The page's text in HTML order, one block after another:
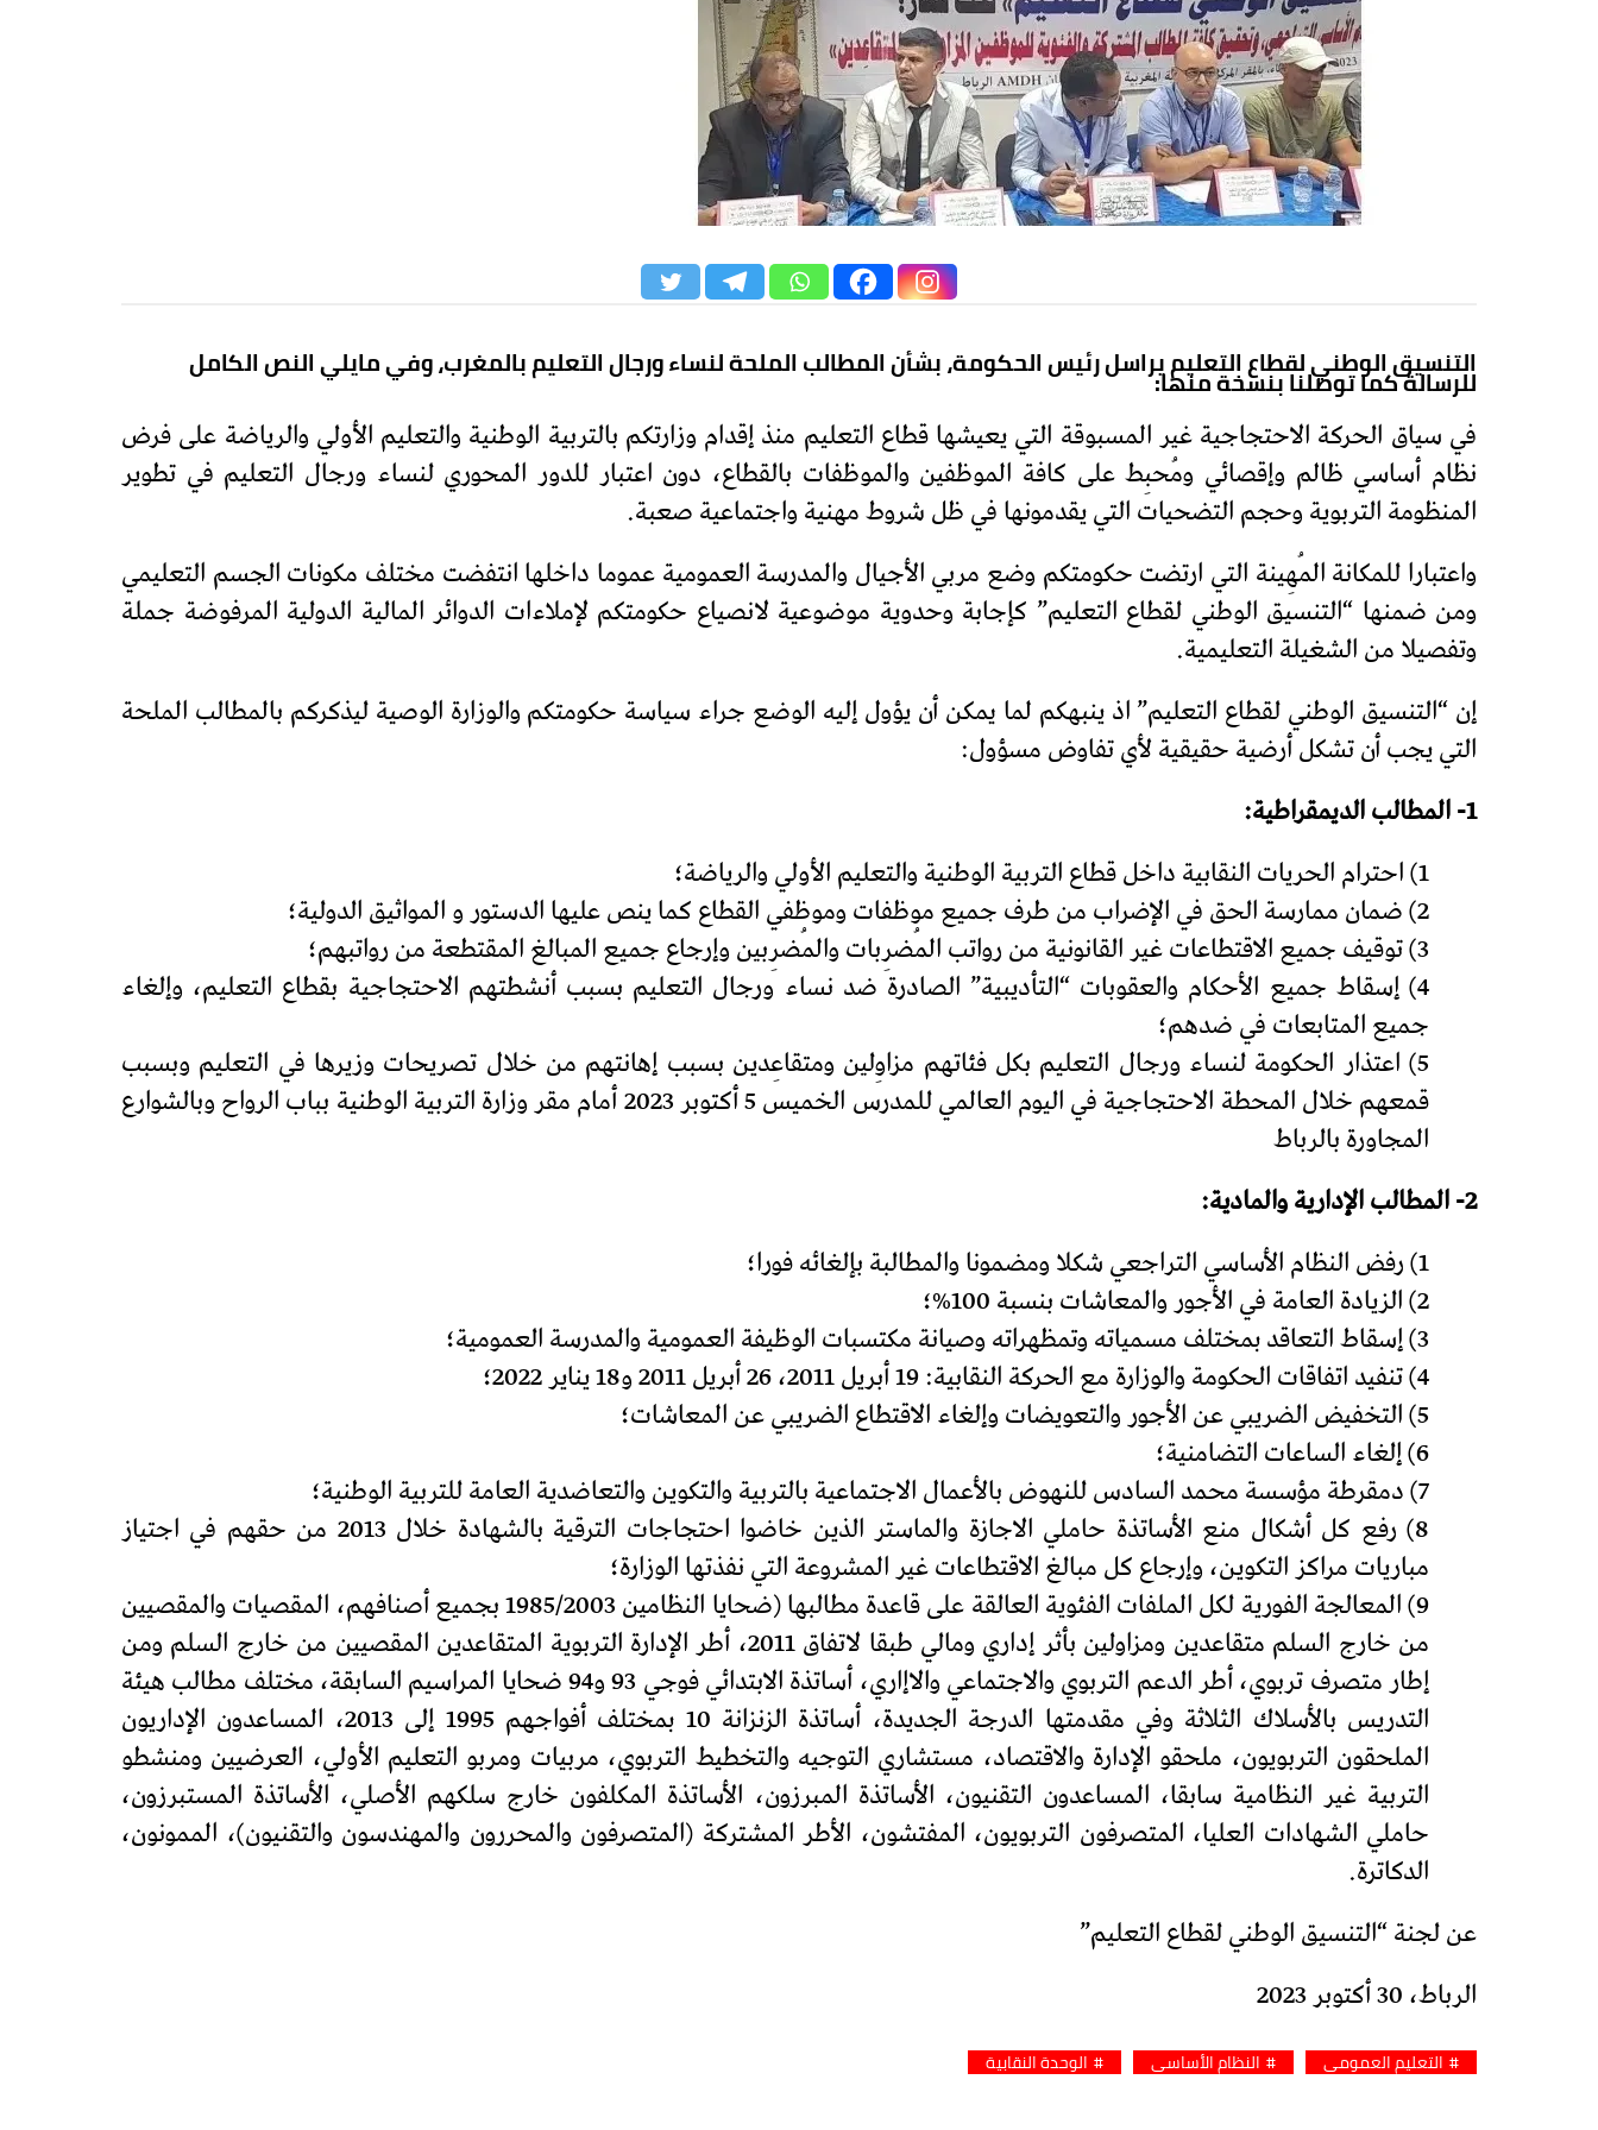
التنسيق الوطني لقطاع التعليم يراسل رئيس الحكومة، بشأن المطالب الملحة لنساء ورجال التعليم بالمغرب، وفي مايلي النص الكامل
للرسالة كما توصلنا بنسخة منها:
في سياق الحركة الاحتجاجية غير المسبوقة التي يعيشها قطاع التعليم منذ إقدام وزارتكم بالتربية الوطنية والتعليم الأولي والرياضة على فرض
نظام أساسي ظالم وإقصائي ومُحبِط على كافة الموظفين والموظفات بالقطاع، دون اعتبار للدور المحوري لنساء ورجال التعليم في تطوير
المنظومة التربوية وحجم التضحيات التي يقدمونها في ظل شروط مهنية واجتماعية صعبة.
واعتبارا للمكانة المُهِينة التي ارتضت حكومتكم وضع مربي الأجيال والمدرسة العمومية عموما داخلها انتفضت مختلف مكونات الجسم التعليمي
ومن ضمنها “التنسيق الوطني لقطاع التعليم” كإجابة وحدوية موضوعية لانصياع حكومتكم لإملاءات الدوائر المالية الدولية المرفوضة جملة
وتفصيلا من الشغيلة التعليمية.
إن “التنسيق الوطني لقطاع التعليم” اذ ينبهكم لما يمكن أن يؤول إليه الوضع جراء سياسة حكومتكم والوزارة الوصية ليذكركم بالمطالب الملحة
التي يجب أن تشكل أرضية حقيقية لأي تفاوض مسؤول:
1- المطالب الديمقراطية:
1) احترام الحريات النقابية داخل قطاع التربية الوطنية والتعليم الأولي والرياضة؛
2) ضمان ممارسة الحق في الإضراب من طرف جميع موظفات وموظفي القطاع كما ينص عليها الدستور و المواثيق الدولية؛
3) توقيف جميع الاقتطاعات غير القانونية من رواتب المُضرِبات والمُضرِبين وإرجاع جميع المبالغ المقتطعة من رواتبهم؛
4) إسقاط جميع الأحكام والعقوبات “التأديبية” الصادرة ضد نساء ورجال التعليم بسبب أنشطتهم الاحتجاجية بقطاع التعليم، وإلغاء
جميع المتابعات في ضدهم؛
5) اعتذار الحكومة لنساء ورجال التعليم بكل فئاتهم مزاوِلين ومتقاعِدين بسبب إهانتهم من خلال تصريحات وزيرها في التعليم وبسبب
قمعهم خلال المحطة الاحتجاجية في اليوم العالمي للمدرس الخميس 5 أكتوبر 2023 أمام مقر وزارة التربية الوطنية بباب الرواح وبالشوارع
المجاورة بالرباط
2- المطالب الإدارية والمادية:
1) رفض النظام الأساسي التراجعي شكلا ومضمونا والمطالبة بإلغائه فورا؛
2) الزيادة العامة في الأجور والمعاشات بنسبة 100%؛
3) إسقاط التعاقد بمختلف مسمياته وتمظهراته وصيانة مكتسبات الوظيفة العمومية والمدرسة العمومية؛
4) تنفيد اتفاقات الحكومة والوزارة مع الحركة النقابية: 19 أبريل 2011، 26 أبريل 2011 و18 يناير 2022؛
5) التخفيض الضريبي عن الأجور والتعويضات وإلغاء الاقتطاع الضريبي عن المعاشات؛
6) إلغاء الساعات التضامنية؛
7) دمقرطة مؤسسة محمد السادس للنهوض بالأعمال الاجتماعية بالتربية والتكوين والتعاضدية العامة للتربية الوطنية؛
8) رفع كل أشكال منع الأساتذة حاملي الاجازة والماستر الذين خاضوا احتجاجات الترقية بالشهادة خلال 2013 من حقهم في اجتياز
مباريات مراكز التكوين، وإرجاع كل مبالغ الاقتطاعات غير المشروعة التي نفذتها الوزارة؛
9) المعالجة الفورية لكل الملفات الفئوية العالقة على قاعدة مطالبها (ضحايا النظامين 1985/2003 بجميع أصنافهم، المقصيات والمقصيين
من خارج السلم متقاعدين ومزاولين بأثر إداري ومالي طبقا لاتفاق 2011، أطر الإدارة التربوية المتقاعدين المقصيين من خارج السلم ومن
إطار متصرف تربوي، أطر الدعم التربوي والاجتماعي والاإاري، أساتذة الابتدائي فوجي 93 و94 ضحايا المراسيم السابقة، مختلف مطالب هيئة
التدريس بالأسلاك الثلاثة وفي مقدمتها الدرجة الجديدة، أساتذة الزنزانة 10 بمختلف أفواجهم 1995 إلى 2013، المساعدون الإداريون
الملحقون التربويون، ملحقو الإدارة والاقتصاد، مستشاري التوجيه والتخطيط التربوي، مربيات ومربو التعليم الأولي، العرضيين ومنشطو
التربية غير النظامية سابقا، المساعدون التقنيون، الأساتذة المبرزون، الأساتذة المكلفون خارج سلكهم الأصلي، الأساتذة المستبرزون،
حاملي الشهادات العليا، المتصرفون التربويون، المفتشون، الأطر المشتركة (المتصرفون والمحررون والمهندسون والتقنيون)، الممونون،
الدكاترة.
عن لجنة “التنسيق الوطني لقطاع التعليم”
الرباط، 30 أكتوبر 2023
التعليم العمومي النظام الأساسي الوحدة النقابية